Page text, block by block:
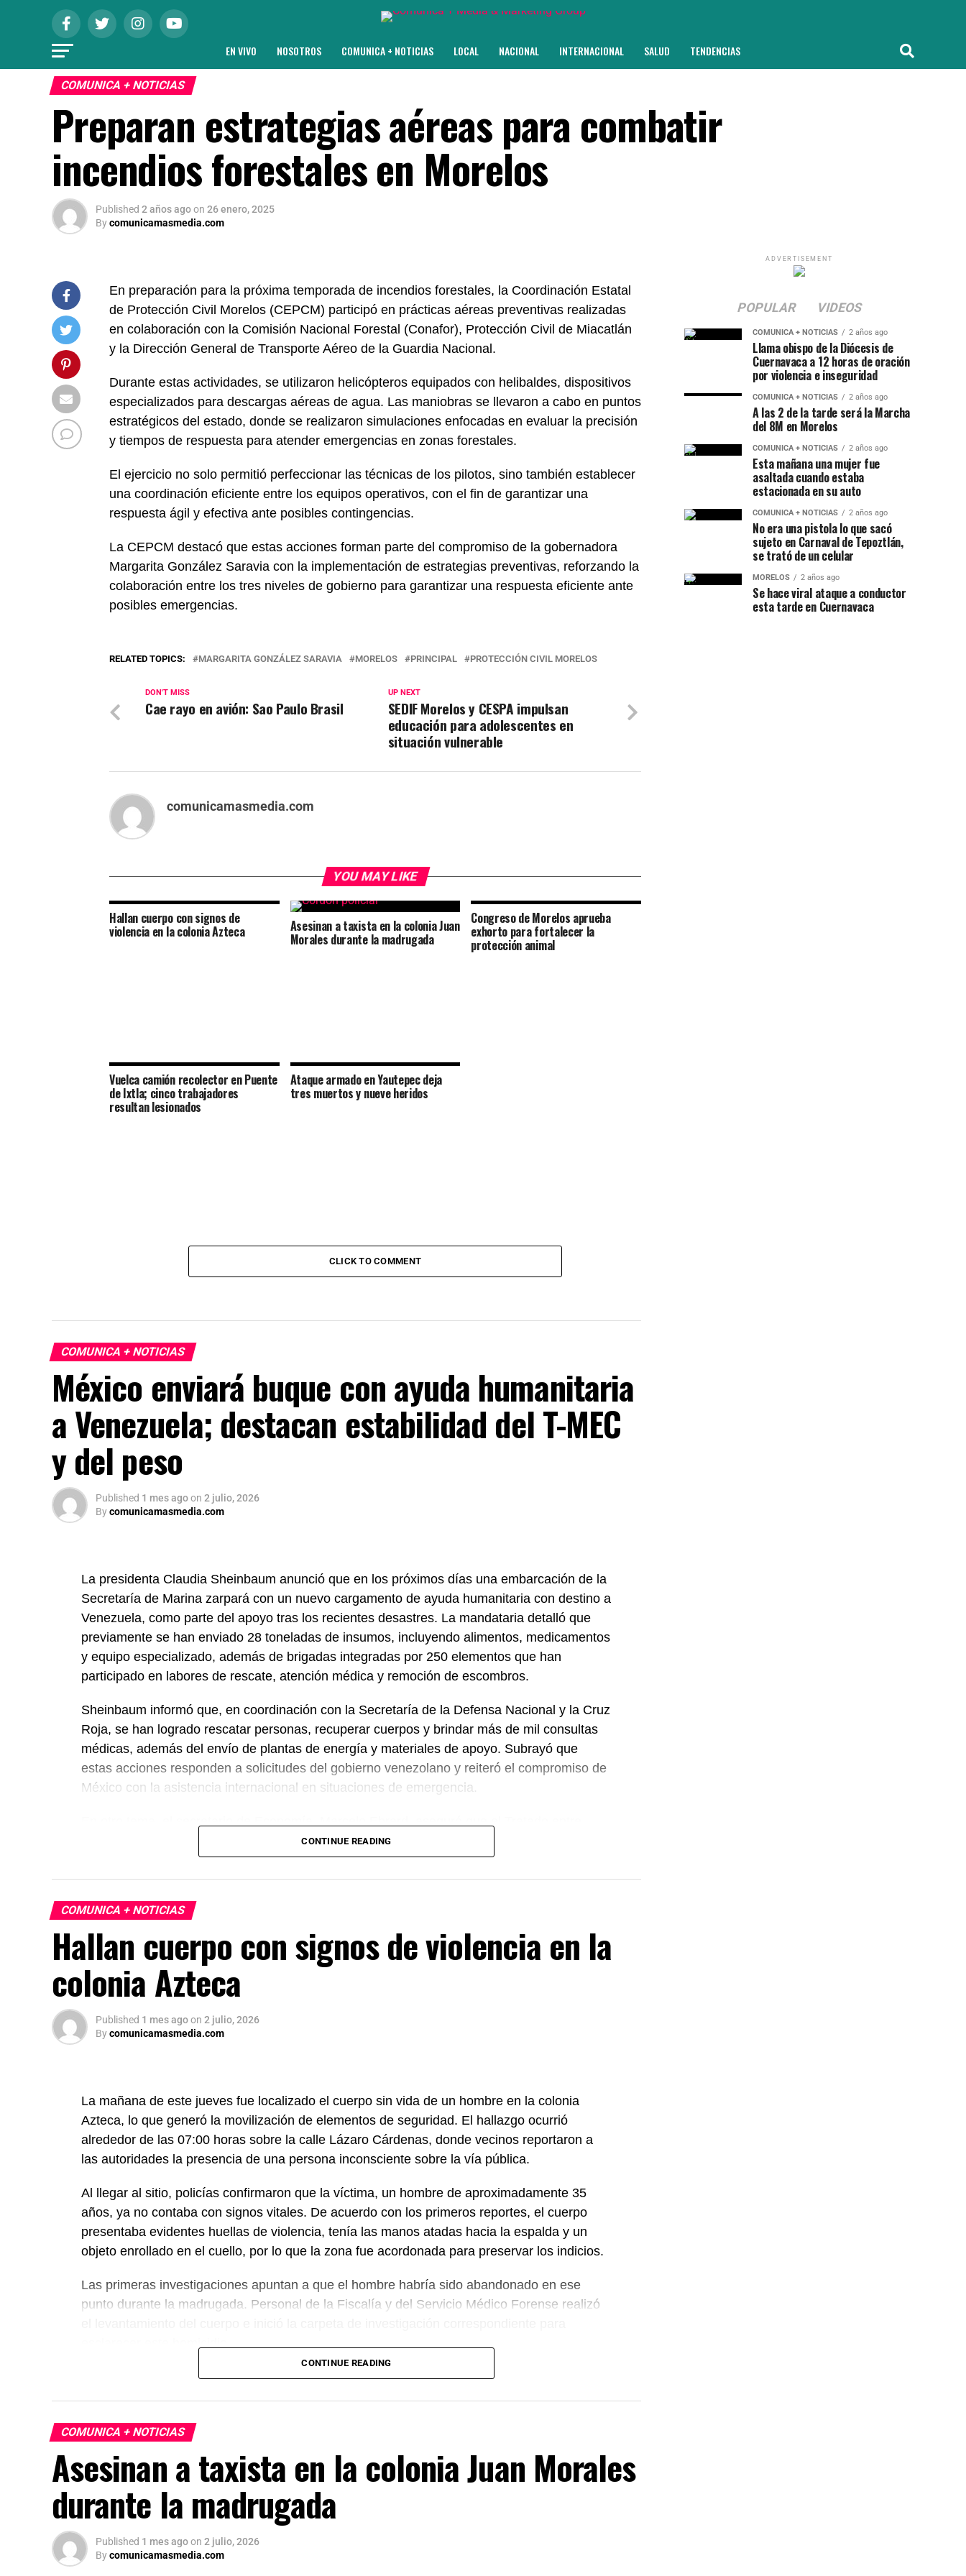
EN VIVO NOSOTROS COMUNICA + NOTICIAS LOCAL NACIONAL INTERNACIONAL SALUD TENDENCIAS
COMUNICA + NOTICIAS
Preparan estrategias aéreas para combatir
incendios forestales en Morelos
Published 2 años agoon 26 enero, 2025
Bycomunicamasmedia.com
En preparación para la próxima temporada de incendios forestales, la Coordinación Estatal
de Protección Civil Morelos (CEPCM) participó en prácticas aéreas preventivas realizadas
en colaboración con la Comisión Nacional Forestal (Conafor), Protección Civil de Miacatlán
y la Dirección General de Transporte Aéreo de la Guardia Nacional.
Durante estas actividades, se utilizaron helicópteros equipados con helibaldes, dispositivos
especializados para descargas aéreas de agua. Las maniobras se llevaron a cabo en puntos
estratégicos del estado, donde se realizaron simulaciones enfocadas en evaluar la precisión
y tiempos de respuesta para atender emergencias en zonas forestales.
El ejercicio no solo permitió perfeccionar las técnicas de los pilotos, sino también establecer
una coordinación eficiente entre los equipos operativos, con el fin de garantizar una
respuesta ágil y efectiva ante posibles contingencias.
La CEPCM destacó que estas acciones forman parte del compromiso de la gobernadora
Margarita González Saravia con la implementación de estrategias preventivas, reforzando la
colaboración entre los tres niveles de gobierno para garantizar una respuesta eficiente ante
posibles emergencias.
RELATED TOPICS: MARGARITA GONZÁLEZ SARAVIA MORELOS PRINCIPAL PROTECCIÓN CIVIL MORELOS
UP NEXT
SEDIF Morelos y CESPA impulsan
educación para adolescentes en
situación vulnerable
DON'T MISS
Cae rayo en avión: Sao Paulo Brasil
comunicamasmedia.com
YOU MAY LIKE
Hallan cuerpo con signos de
violencia en la colonia Azteca Asesinan a taxista en la colonia Juan
Morales durante la madrugada
Congreso de Morelos aprueba
exhorto para fortalecer la
protección animal
Vuelca camión recolector en Puente
de Ixtla; cinco trabajadores
resultan lesionados
Ataque armado en Yautepec deja
tres muertos y nueve heridos
CLICK TO COMMENT
COMUNICA + NOTICIAS
México enviará buque con ayuda humanitaria
a Venezuela; destacan estabilidad del T-MEC
y del peso
Published 1 mes agoon 2 julio, 2026
Bycomunicamasmedia.com
La presidenta Claudia Sheinbaum anunció que en los próximos días una embarcación de la
Secretaría de Marina zarpará con un nuevo cargamento de ayuda humanitaria con destino a
Venezuela, como parte del apoyo tras los recientes desastres. La mandataria detalló que
previamente se han enviado 28 toneladas de insumos, incluyendo alimentos, medicamentos
y equipo especializado, además de brigadas integradas por 250 elementos que han
participado en labores de rescate, atención médica y remoción de escombros.
Sheinbaum informó que, en coordinación con la Secretaría de la Defensa Nacional y la Cruz
Roja, se han logrado rescatar personas, recuperar cuerpos y brindar más de mil consultas
médicas, además del envío de plantas de energía y materiales de apoyo. Subrayó que
estas acciones responden a solicitudes del gobierno venezolano y reiteró el compromiso de
México con la asistencia internacional en situaciones de emergencia.
México, Estados Unidos y Canadá (T-MEC) se mantiene sin cambios y continúa ofreciendo
certidumbre a inversionistas, pese a los procesos de revisión previstos. Por su parte, la
presidenta afirmó que el peso mexicano se mantiene estable frente al dólar y reiteró que el
país es seguro para visitantes, tras los recientes incidentes registrados durante
celebraciones en la capital.
CONTINUE READING
COMUNICA + NOTICIAS
Hallan cuerpo con signos de violencia en la
colonia Azteca
Published 1 mes agoon 2 julio, 2026
Bycomunicamasmedia.com
La mañana de este jueves fue localizado el cuerpo sin vida de un hombre en la colonia
Azteca, lo que generó la movilización de elementos de seguridad. El hallazgo ocurrió
alrededor de las 07:00 horas sobre la calle Lázaro Cárdenas, donde vecinos reportaron a
las autoridades la presencia de una persona inconsciente sobre la vía pública.
Al llegar al sitio, policías confirmaron que la víctima, un hombre de aproximadamente 35
años, ya no contaba con signos vitales. De acuerdo con los primeros reportes, el cuerpo
presentaba evidentes huellas de violencia, tenía las manos atadas hacia la espalda y un
objeto enrollado en el cuello, por lo que la zona fue acordonada para preservar los indicios.
Las primeras investigaciones apuntan a que el hombre habría sido abandonado en ese
punto durante la madrugada. Personal de la Fiscalía y del Servicio Médico Forense realizó
CONTINUE READING
COMUNICA + NOTICIAS
Asesinan a taxista en la colonia Juan Morales
durante la madrugada
Published 1 mes agoon 2 julio, 2026
Bycomunicamasmedia.com
ADVERTISEMENT
POPULAR VIDEOS
COMUNICA + NOTICIAS 2 años ago
Llama obispo de la Diócesis de
Cuernavaca a 12 horas de oración
por violencia e inseguridad
COMUNICA + NOTICIAS 2 años ago
A las 2 de la tarde será la Marcha
del 8M en Morelos
COMUNICA + NOTICIAS 2 años ago
Esta mañana una mujer fue
asaltada cuando estaba
estacionada en su auto
COMUNICA + NOTICIAS 2 años ago
No era una pistola lo que sacó
sujeto en Carnaval de Tepoztlán,
se trató de un celular
MORELOS 2 años ago
Se hace viral ataque a conductor
esta tarde en Cuernavaca